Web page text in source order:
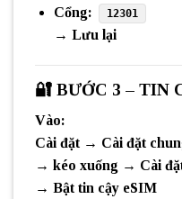
Cổng: 12301
→ Lưu lại
🔐 BƯỚC 3 – TIN
Vào:
Cài đặt → Cài đặt
→ kéo xuống → Cài
→ Bật tin cậy eSIM